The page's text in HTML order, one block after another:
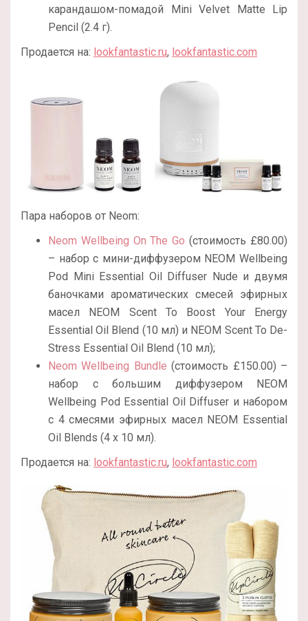
карандашом-помадой Mini Velvet Matte Lip
Pencil (2.4 г).
Продается на: lookfantastic.ru, lookfantastic.com
Пара наборов от Neom:
Neom Wellbeing On The Go (стоимость £80.00)
– набор с мини-диффузером NEOM Wellbeing
Pod Mini Essential Oil Diffuser Nude и двумя
баночками ароматических смесей эфирных
масел NEOM Scent To Boost Your Energy
Essential Oil Blend (10 мл) и NEOM Scent To De-
Stress Essential Oil Blend (10 мл);
Neom Wellbeing Bundle (стоимость £150.00) –
набор с большим диффузером NEOM
Wellbeing Pod Essential Oil Diffuser и набором
с 4 смесями эфирных масел NEOM Essential
Oil Blends (4 x 10 мл).
Продается на: lookfantastic.ru, lookfantastic.com